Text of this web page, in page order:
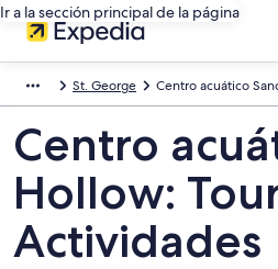
Ir a la sección principal de la página
St. George Centro acuático
Centro
Hollow:
Actividades